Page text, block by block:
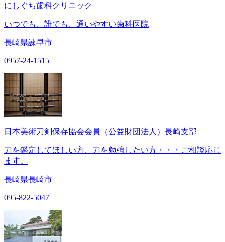
にしぐち歯科クリニック
いつでも、誰でも、通いやすい歯科医院
長崎県諫早市
0957-24-1515
日本美術刀剣保存協会会員（公益財団法人）長崎支部
刀を鑑定してほしい方、刀を勉強したい方・・・ご相談応じ
ます。
長崎県長崎市
095-822-5047